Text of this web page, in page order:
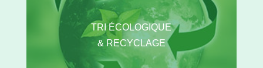
TRI ÉCOLOGIQUE
& RECYCLAGE